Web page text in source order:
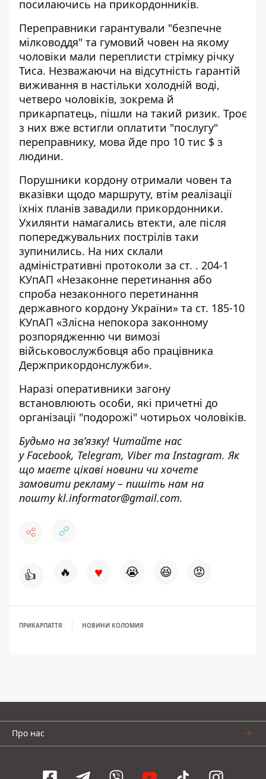
посилаючись на прикордонників.
Переправники гарантували "безпечне
мілководдя" та гумовий човен на якому
чоловіки мали переплисти стрімку річку
Тиса. Незважаючи на відсутність гарантій
виживання в настільки холодній воді,
четверо чоловіків, зокрема й
прикарпатець, пішли на такий ризик. Троє
з них вже встигли оплатити "послугу"
переправнику, мова йде про 10 тис $ з
людини.
Порушники кордону отримали човен та
вказівки щодо маршруту, втім реалізації
їхніх планів завадили прикордонники.
Ухилянти намагались втекти, але після
попереджувальних пострілів таки
зупинились. На них склали
адміністративні протоколи за ст. . 204-1
КУпАП «Незаконне перетинання або
спроба незаконного перетинання
державного кордону України» та ст. 185-10
КУпАП «Злісна непокора законному
розпорядженню чи вимозі
військовослужбовця або працівника
Держприкордонслужби».
Наразі оперативники загону
встановлюють особи, які причетні до
організації "подорожі" чотирьох чоловіків.
Будьмо на зв’язку! Читайте нас
уFacebook, Telegram, ViberтаInstagram. Як
що маєте цікаві новини чи хочете
замовити рекламу – пишіть нам на
поштуkl.informator@gmail.com.
👍 🔥 ♥ 😭 😆 😡
ПРИКАРПАТТЯ НОВИНИ КОЛОМИЯ
Про нас